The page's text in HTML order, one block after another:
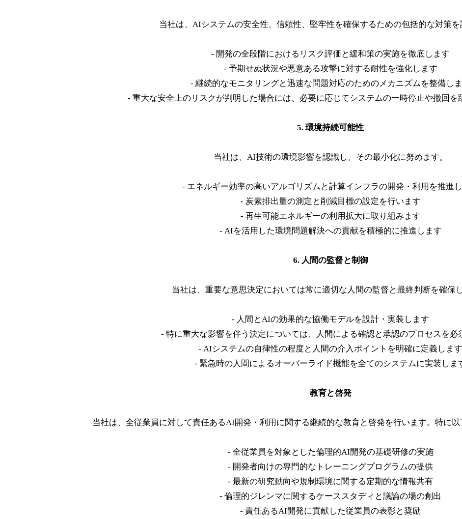
当社は、AIシステムの安全性、信頼性、堅牢性を確保するための包括的な対策を
- 開発の全段階におけるリスク評価と緩和策の実施を徹底します
- 予期せぬ状況や悪意ある攻撃に対する耐性を強化します
- 継続的なモニタリングと迅速な問題対応のためのメカニズムを整備し
- 重大な安全上のリスクが判明した場合には、必要に応じてシステムの一時停止や撤回を
5. 環境持続可能性
当社は、AI技術の環境影響を認識し、その最小化に努めます。
- エネルギー効率の高いアルゴリズムと計算インフラの開発・利用を推進
- 炭素排出量の測定と削減目標の設定を行います
- 再生可能エネルギーの利用拡大に取り組みます
- AIを活用した環境問題解決への貢献を積極的に推進します
6. 人間の監督と制御
当社は、重要な意思決定においては常に適切な人間の監督と最終判断を確保し
- 人間とAIの効果的な協働モデルを設計・実装します
- 特に重大な影響を伴う決定については、人間による確認と承認のプロセスを必
- AIシステムの自律性の程度と人間の介入ポイントを明確に定義します
- 緊急時の人間によるオーバーライド機能を全てのシステムに実装しま
教育と啓発
当社は、全従業員に対して責任あるAI開発・利用に関する継続的な教育と啓発を行います。特に以
- 全従業員を対象とした倫理的AI開発の基礎研修の実施
- 開発者向けの専門的なトレーニングプログラムの提供
- 最新の研究動向や規制環境に関する定期的な情報共有
- 倫理的ジレンマに関するケーススタディと議論の場の創出
- 責任あるAI開発に貢献した従業員の表彰と奨励